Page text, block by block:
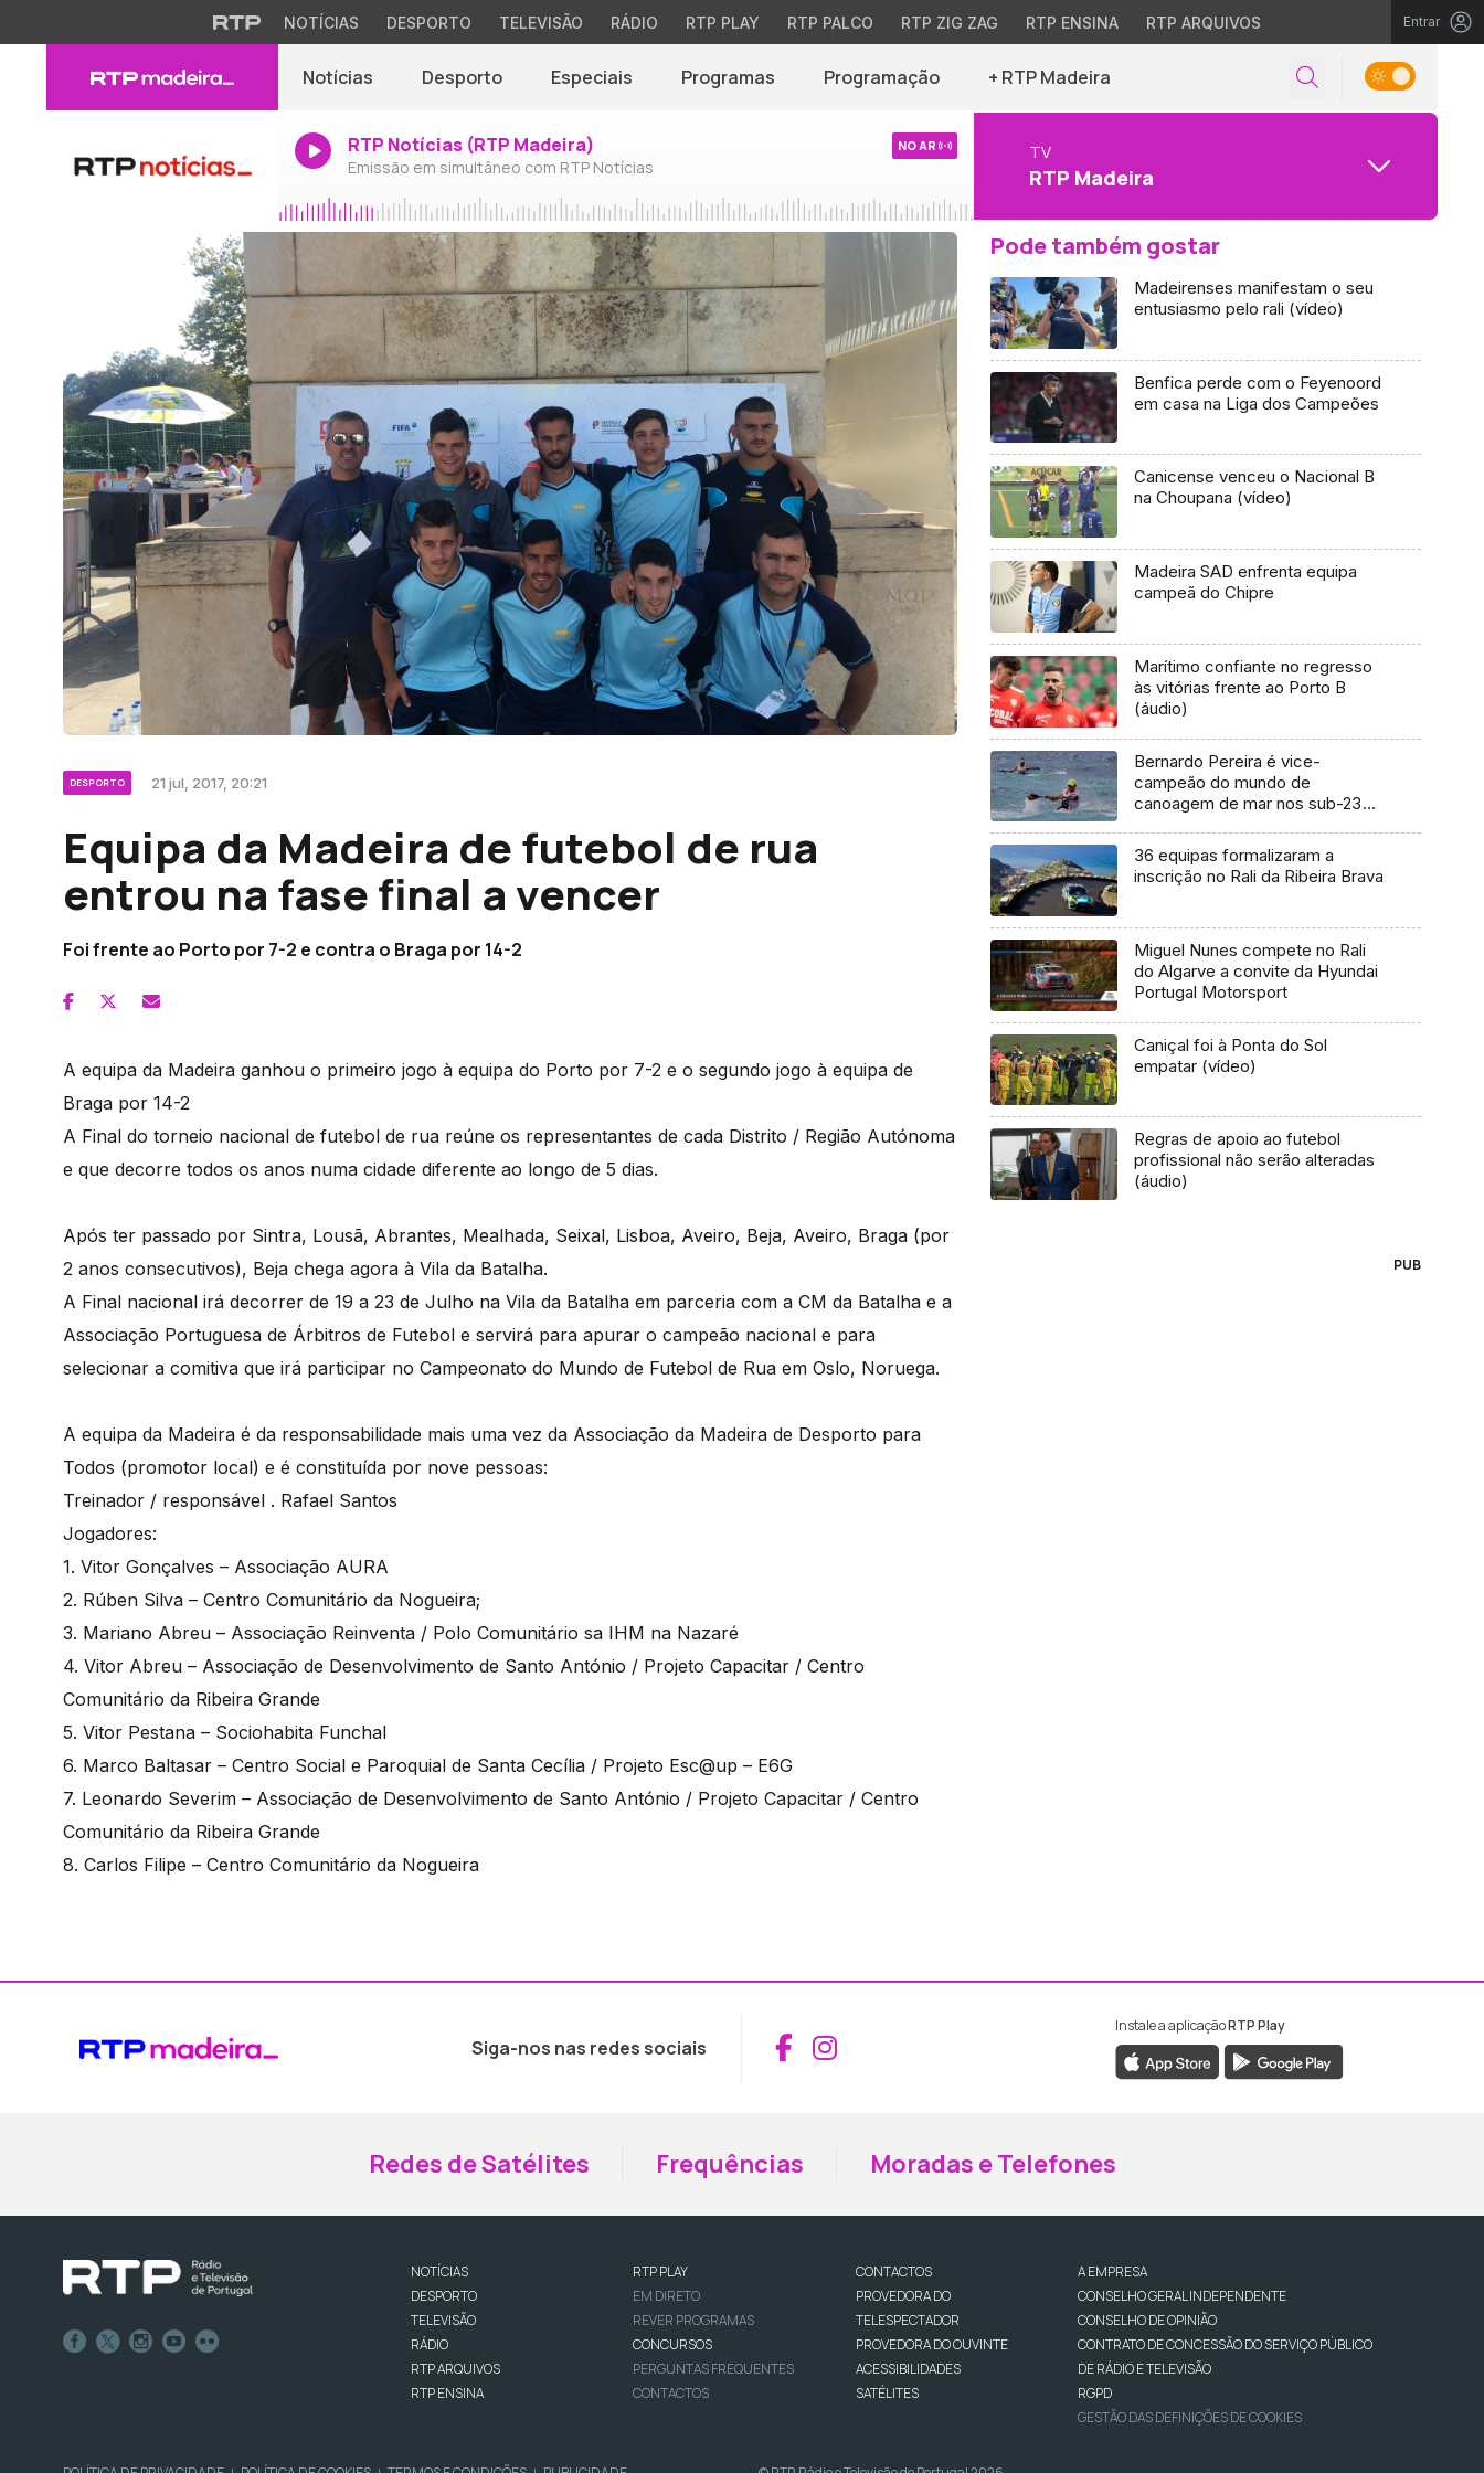
NOTÍCIAS DESPORTO TELEVISÃO RÁDIO RTP PLAY RTP PALCO RTP ZIG ZAG RTP ENSINA RTP ARQUIVOS Entrar
Notícias Desporto Especiais Programas Programação + RTP Madeira
RTP Notícias (RTP Madeira)
Emissão em simultâneo com RTP Notícias
NO AR TV
RTP Madeira
DESPORTO 21 jul, 2017, 20:21
Equipa da Madeira de futebol de rua
entrou na fase final a vencer
Foi frente ao Porto por 7-2 e contra o Braga por 14-2
A equipa da Madeira ganhou o primeiro jogo à equipa do Porto por 7-2 e o segundo jogo à equipa de
Braga por 14-2
A Final do torneio nacional de futebol de rua reúne os representantes de cada Distrito / Região Autónoma
e que decorre todos os anos numa cidade diferente ao longo de 5 dias.
Após ter passado por Sintra, Lousã, Abrantes, Mealhada, Seixal, Lisboa, Aveiro, Beja, Aveiro, Braga (por
2 anos consecutivos), Beja chega agora à Vila da Batalha.
A Final nacional irá decorrer de 19 a 23 de Julho na Vila da Batalha em parceria com a CM da Batalha e a
Associação Portuguesa de Árbitros de Futebol e servirá para apurar o campeão nacional e para
selecionar a comitiva que irá participar no Campeonato do Mundo de Futebol de Rua em Oslo, Noruega.
A equipa da Madeira é da responsabilidade mais uma vez da Associação da Madeira de Desporto para
Todos (promotor local) e é constituída por nove pessoas:
Treinador / responsável . Rafael Santos
Jogadores:
1. Vitor Gonçalves – Associação AURA
2. Rúben Silva – Centro Comunitário da Nogueira;
3. Mariano Abreu – Associação Reinventa / Polo Comunitário sa IHM na Nazaré
4. Vitor Abreu – Associação de Desenvolvimento de Santo António / Projeto Capacitar / Centro
Comunitário da Ribeira Grande
5. Vitor Pestana – Sociohabita Funchal
6. Marco Baltasar – Centro Social e Paroquial de Santa Cecília / Projeto Esc@up – E6G
7. Leonardo Severim – Associação de Desenvolvimento de Santo António / Projeto Capacitar / Centro
Comunitário da Ribeira Grande
8. Carlos Filipe – Centro Comunitário da Nogueira
Pode também gostar
Madeirenses manifestam o seu
entusiasmo pelo rali (vídeo)
Benfica perde com o Feyenoord
em casa na Liga dos Campeões
Canicense venceu o Nacional B
na Choupana (vídeo)
Madeira SAD enfrenta equipa
campeã do Chipre
Marítimo confiante no regresso
às vitórias frente ao Porto B
(áudio)
Bernardo Pereira é vice-
campeão do mundo de
canoagem de mar nos sub-23
36 equipas formalizaram a
inscrição no Rali da Ribeira Brava
Miguel Nunes compete no Rali
do Algarve a convite da Hyundai
Portugal Motorsport
Caniçal foi à Ponta do Sol
empatar (vídeo)
Regras de apoio ao futebol
profissional não serão alteradas
(áudio)
PUB
Siga-nos nas redes sociais Aceder ao Facebook da RTP Madeira
Aceder ao Instagram da RTP Madeira
Instale a aplicaçãoRTP Play
Redes de Satélites Frequências Moradas e Telefones
NOTÍCIAS
DESPORTO
TELEVISÃO
RÁDIO
RTP ARQUIVOS
RTP ENSINA
RTP PLAY
EM DIRETO
REVER PROGRAMAS
CONCURSOS
PERGUNTAS FREQUENTES
CONTACTOS
CONTACTOS
PROVEDORA DO
TELESPECTADOR
PROVEDORA DO OUVINTE
ACESSIBILIDADES
SATÉLITES
A EMPRESA
CONSELHO GERAL INDEPENDENTE
CONSELHO DE OPINIÃO
CONTRATO DE CONCESSÃO DO SERVIÇO PÚBLICO
DE RÁDIO E TELEVISÃO
RGPD
GESTÃO DAS DEFINIÇÕES DE COOKIES